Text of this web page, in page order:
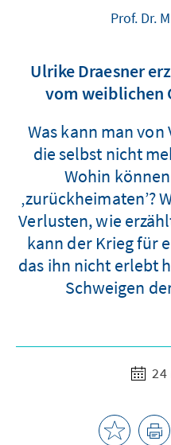
Prof. Dr.
Ulrike Draesner
vom weiblichen
Was kann man
die selbst nicht
Wohin
‚zurückheimaten’?
Verlusten, wie
kann der Krieg für
das ihn nicht erlebt
Schweigen
24